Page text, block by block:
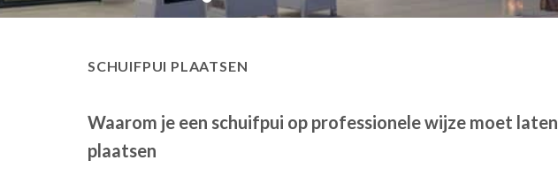
SCHUIFPUI PLAATSEN
Waarom je een schuifpui op professionele wijze moet laten
plaatsen